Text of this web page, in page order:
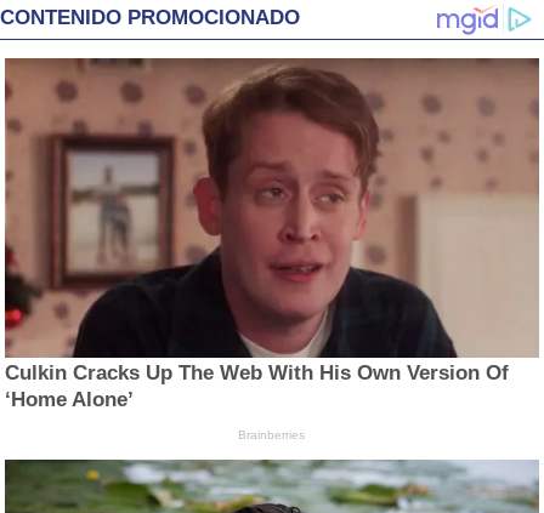
CONTENIDO PROMOCIONADO
Culkin Cracks Up The Web With His Own Version Of
‘Home Alone’
Brainberries